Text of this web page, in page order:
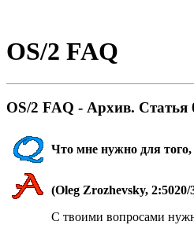
OS/2 FAQ
OS/2 FAQ - Архив. Статья
Что мне нужно для
(Oleg Zrozhevsky, 2:5020/
С твоими вопросами